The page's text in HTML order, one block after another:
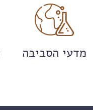
מדעי הסביבה